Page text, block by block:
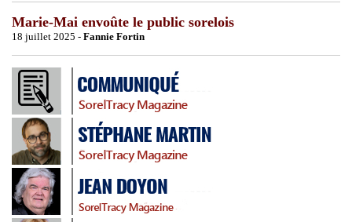
Marie-Mai envoûte le public sorelois
18 juillet 2025 - Fannie Fortin